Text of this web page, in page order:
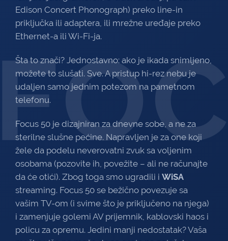
Edison Concert Phonograph) preko line-in
priključka ili adaptera, ili mrežne uređaje preko
Ethernet-a ili Wi-Fi-ja.
Šta to znači? Jednostavno: ako je ikada snimljeno,
možete to slušati. Sve. A pristup hi-rez nebu je
udaljen samo jednim potezom na pametnom
telefonu.
Focus 50 je dizajniran za dnevne sobe, a ne za
sterilne slušne pećine. Napravljen je za one koji
žele da podelu neverovatni zvuk sa voljenim
osobama (pozovite ih, povežite – ali ne računajte
da će otići). Zbog toga smo ugradili i WiSA
streaming. Focus 50 se bežično povezuje sa
vašim TV-om (i svime što je priključeno na njega)
i zamenjuje golemi AV prijemnik, kablovski haos i
policu za opremu. Jedini manji nedostatak? Vaša